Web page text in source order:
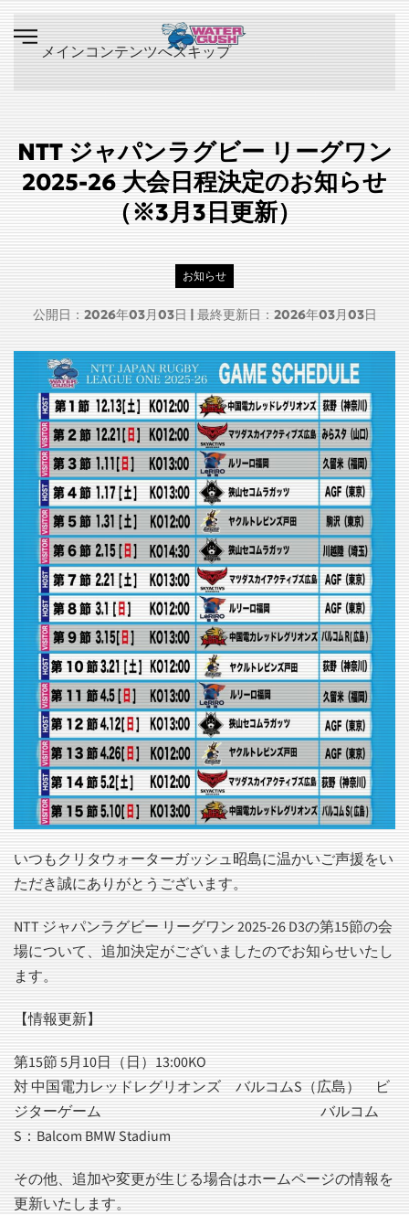
メインコンテンツへスキップ
NTT ジャパンラグビー リーグワン
2025-26 大会日程決定のお知らせ
（※3月3日更新）
お知らせ
公開日：2026年03月03日 | 最終更新日：2026年03月03日
いつもクリタウォーターガッシュ昭島に温かいご声援をい
ただき誠にありがとうございます。
NTT ジャパンラグビー リーグワン 2025-26 D3の第15節の会
場について、追加決定がございましたのでお知らせいたし
ます。
【情報更新】
第15節 5月10日（日）13:00KO
対 中国電力レッドレグリオンズ バルコムS（広島） ビ
ジターゲーム バルコム
S：Balcom BMW Stadium
その他、追加や変更が生じる場合はホームページの情報を
更新いたします。